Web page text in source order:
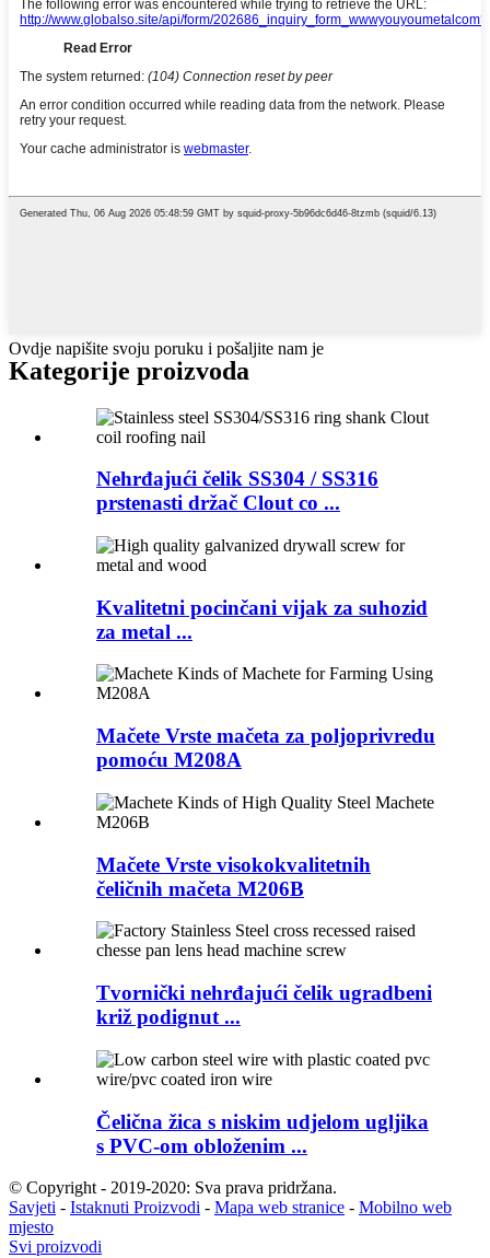
Ovdje napišite svoju poruku i pošaljite nam je
Kategorije proizvoda
Nehrđajući čelik SS304 / SS316
prstenasti držač Clout co ...
Kvalitetni pocinčani vijak za suhozid
za metal ...
Mačete Vrste mačeta za poljoprivredu
pomoću M208A
Mačete Vrste visokokvalitetnih
čeličnih mačeta M206B
Tvornički nehrđajući čelik ugradbeni
križ podignut ...
Čelična žica s niskim udjelom ugljika
s PVC-om obloženim ...
© Copyright - 2019-2020: Sva prava pridržana.
Savjeti - Istaknuti Proizvodi - Mapa web stranice - Mobilno web
mjesto
Svi proizvodi